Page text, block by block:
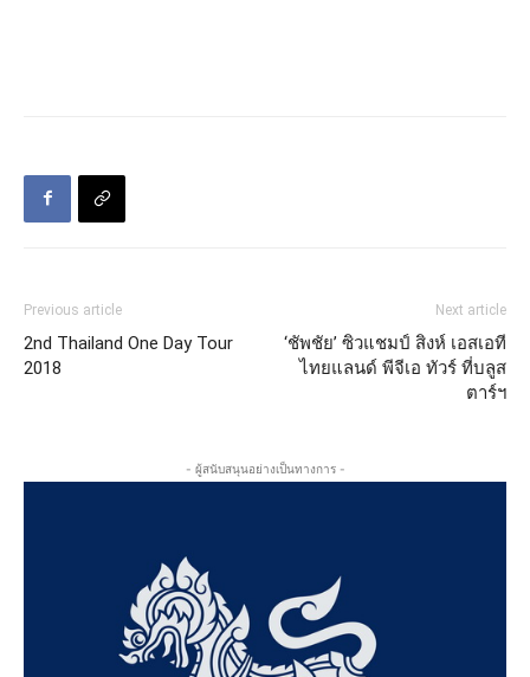
Previous article
2nd Thailand One Day Tour
2018
Next article
‘ชัพชัย’ ซิวแชมป์ สิงห์ เอสเอที
ไทยแลนด์ พีจีเอ ทัวร์ ที่บลูส
ตาร์ฯ
- ผู้สนับสนุนอย่างเป็นทางการ -